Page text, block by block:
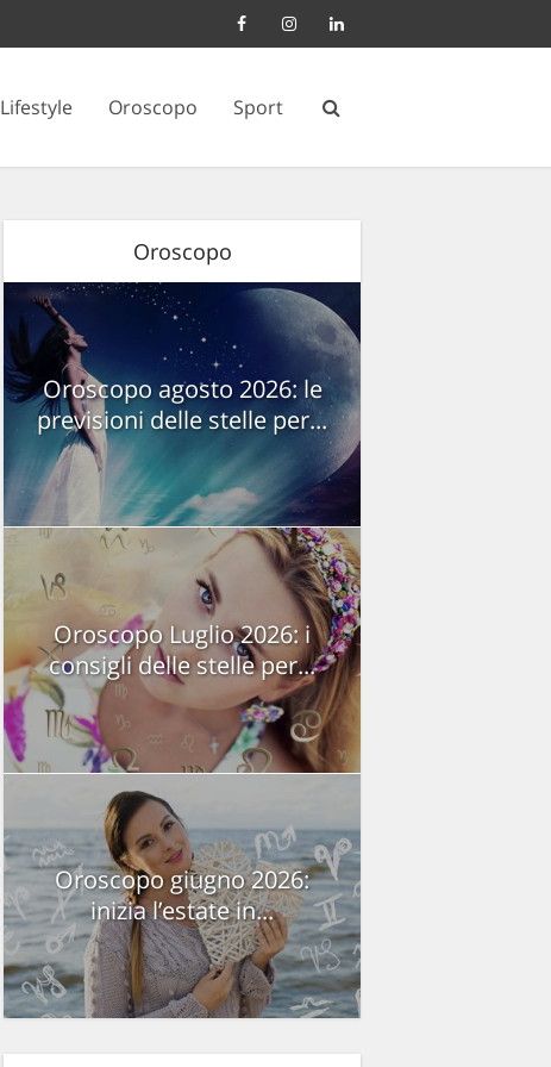
Lifestyle Oroscopo Sport
Oroscopo
Oroscopo agosto 2026: le
previsioni delle stelle per...
Oroscopo Luglio 2026: i
consigli delle stelle per...
Oroscopo giugno 2026:
inizia l’estate in...